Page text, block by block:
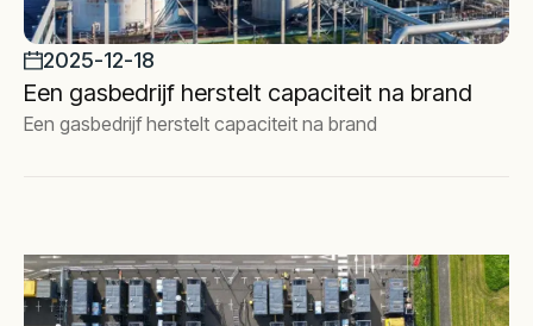
2025-12-18
Een gasbedrijf herstelt capaciteit na brand
Een gasbedrijf herstelt capaciteit na brand